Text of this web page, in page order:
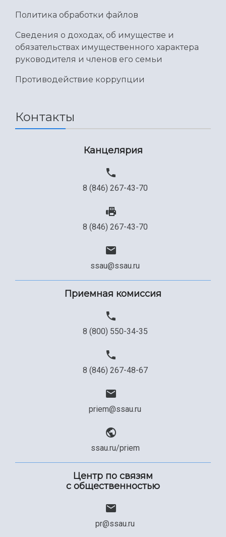
Политика обработки файлов
Сведения о доходах, об имуществе и
обязательствах имущественного характера
руководителя и членов его семьи
Противодействие коррупции
Контакты
Канцелярия
8 (846) 267-43-70
8 (846) 267-43-70
ssau@ssau.ru
Приемная комиссия
8 (800) 550-34-35
8 (846) 267-48-67
priem@ssau.ru
ssau.ru/priem
Центр по связям
с общественностью
pr@ssau.ru